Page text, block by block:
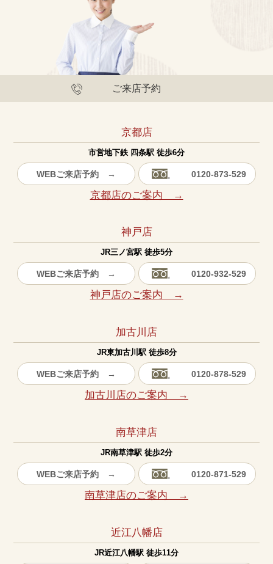
ご来店予約
京都店
市営地下鉄 四条駅 徒歩6分
WEBご来店予約 → 0120-873-529
京都店のご案内 →
神戸店
JR三ノ宮駅 徒歩5分
WEBご来店予約 → 0120-932-529
神戸店のご案内 →
加古川店
JR東加古川駅 徒歩8分
WEBご来店予約 → 0120-878-529
加古川店のご案内 →
南草津店
JR南草津駅 徒歩2分
WEBご来店予約 → 0120-871-529
南草津店のご案内 →
近江八幡店
JR近江八幡駅 徒歩11分